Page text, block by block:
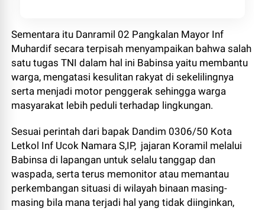
Sementara itu Danramil 02 Pangkalan Mayor Inf
Muhardif secara terpisah menyampaikan bahwa salah
satu tugas TNI dalam hal ini Babinsa yaitu membantu
warga, mengatasi kesulitan rakyat di sekelilingnya
serta menjadi motor penggerak sehingga warga
masyarakat lebih peduli terhadap lingkungan.
Sesuai perintah dari bapak Dandim 0306/50 Kota
Letkol Inf Ucok Namara S,IP, jajaran Koramil melalui
Babinsa di lapangan untuk selalu tanggap dan
waspada, serta terus memonitor atau memantau
perkembangan situasi di wilayah binaan masing-
masing bila mana terjadi hal yang tidak diinginkan,